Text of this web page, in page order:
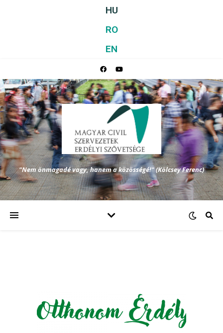
HU
RO
EN
"Nem önmagadé vagy, hanem a közösségé!" (Kölcsey Ferenc)